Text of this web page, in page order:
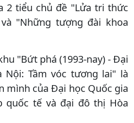
2 tiểu chủ đề "Lửa tri thức
"Những tượng đài khoa
"Bứt phá (1993-nay) - Đại
Nội: Tầm vóc tương lai" là
mình của Đại học Quốc gia
quốc tế và đại đô thị Hòa